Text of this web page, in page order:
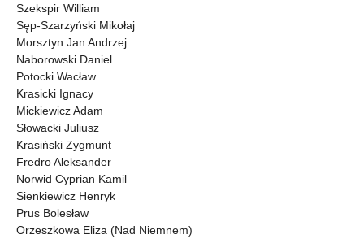
Szekspir William
Sęp-Szarzyński Mikołaj
Morsztyn Jan Andrzej
Naborowski Daniel
Potocki Wacław
Krasicki Ignacy
Mickiewicz Adam
Słowacki Juliusz
Krasiński Zygmunt
Fredro Aleksander
Norwid Cyprian Kamil
Sienkiewicz Henryk
Prus Bolesław
Orzeszkowa Eliza (Nad Niemnem)